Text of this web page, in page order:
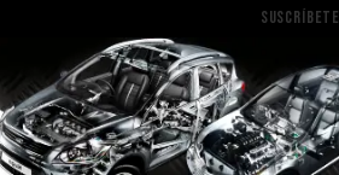
SUSCRÍBETE